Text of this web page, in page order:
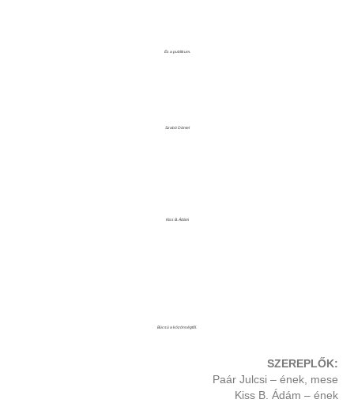
És a publikum.
Szabó Dániel
Kiss B. Ádám
Búcsú a közönségtől.
SZEREPLŐK:
Paár Julcsi – ének, mese
Kiss B. Ádám – ének